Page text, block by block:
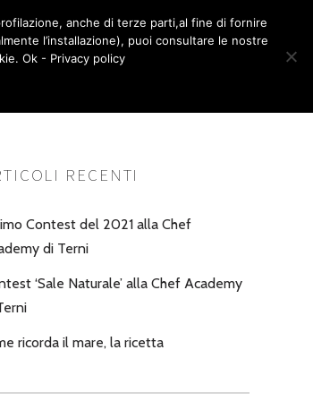
– SHOP CONTATTI
0
RECENTI
Contest del 2021 alla Chef
di Terni
‘Sale Naturale’ alla Chef Academy
ricorda il mare, la ricetta
anche di terze parti,al fine di fornire
l’installazione), puoi consultare le nostre
Ok - Privacy policy